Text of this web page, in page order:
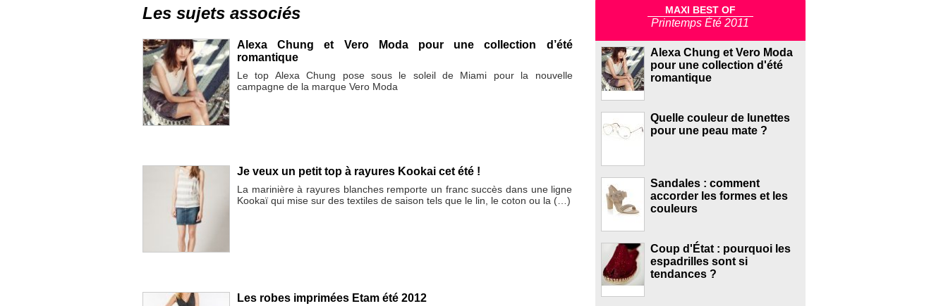
Les sujets associés
Alexa Chung et Vero Moda pour une collection d’été
romantique
Le top Alexa Chung pose sous le soleil de Miami pour la nouvelle
campagne de la marque Vero Moda
Je veux un petit top à rayures Kookai cet été !
La marinière à rayures blanches remporte un franc succès dans une ligne
Kookaï qui mise sur des textiles de saison tels que le lin, le coton ou la (…)
Les robes imprimées Etam été 2012
MAXI BEST OF
Printemps Été 2011
Alexa Chung et Vero Moda
pour une collection d'été
romantique
Quelle couleur de lunettes
pour une peau mate ?
Sandales : comment
accorder les formes et les
couleurs
Coup d'État : pourquoi les
espadrilles sont si
tendances ?